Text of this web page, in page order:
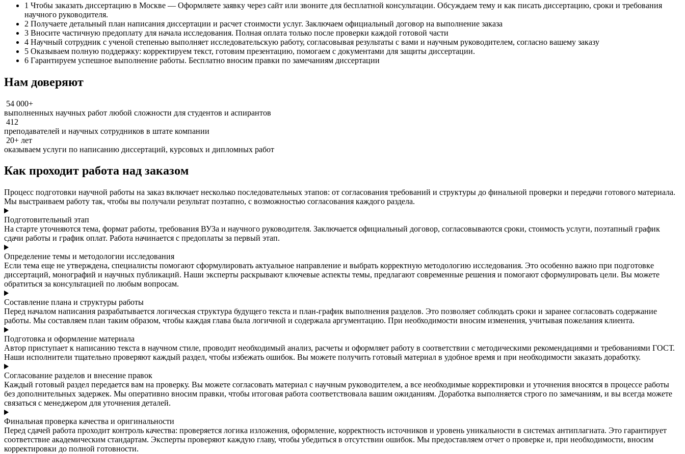
1 Чтобы заказать диссертацию в Москве — Оформляете заявку через сайт или звоните для бесплатной консультации. Обсуждаем тему и как писать диссертацию, сроки и требования
научного руководителя.
2 Получаете детальный план написания диссертации и расчет стоимости услуг. Заключаем официальный договор на выполнение заказа
3 Вносите частичную предоплату для начала исследования. Полная оплата только после проверки каждой готовой части
4 Научный сотрудник с ученой степенью выполняет исследовательскую работу, согласовывая результаты с вами и научным руководителем, согласно вашему заказу
5 Оказываем полную поддержку: корректируем текст, готовим презентацию, помогаем с документами для защиты диссертации.
6 Гарантируем успешное выполнение работы. Бесплатно вносим правки по замечаниям диссертации
Нам доверяют
54 000+
выполненных научных работ любой сложности для студентов и аспирантов
412
преподавателей и научных сотрудников в штате компании
20+ лет
оказываем услуги по написанию диссертаций, курсовых и дипломных работ
Как проходит работа над заказом
Процесс подготовки научной работы на заказ включает несколько последовательных этапов: от согласования требований и структуры до финальной проверки и передачи готового материала.
Мы выстраиваем работу так, чтобы вы получали результат поэтапно, с возможностью согласования каждого раздела.
Подготовительный этап
На старте уточняются тема, формат работы, требования ВУЗа и научного руководителя. Заключается официальный договор, согласовываются сроки, стоимость услуги, поэтапный график
сдачи работы и график оплат. Работа начинается с предоплаты за первый этап.
Определение темы и методологии исследования
Если тема еще не утверждена, специалисты помогают сформулировать актуальное направление и выбрать корректную методологию исследования. Это особенно важно при подготовке
диссертаций, монографий и научных публикаций. Наши эксперты раскрывают ключевые аспекты темы, предлагают современные решения и помогают сформулировать цели. Вы можете
обратиться за консультацией по любым вопросам.
Составление плана и структуры работы
Перед началом написания разрабатывается логическая структура будущего текста и план-график выполнения разделов. Это позволяет соблюдать сроки и заранее согласовать содержание
работы. Мы составляем план таким образом, чтобы каждая глава была логичной и содержала аргументацию. При необходимости вносим изменения, учитывая пожелания клиента.
Подготовка и оформление материала
Автор приступает к написанию текста в научном стиле, проводит необходимый анализ, расчеты и оформляет работу в соответствии с методическими рекомендациями и требованиями ГОСТ.
Наши исполнители тщательно проверяют каждый раздел, чтобы избежать ошибок. Вы можете получить готовый материал в удобное время и при необходимости заказать доработку.
Согласование разделов и внесение правок
Каждый готовый раздел передается вам на проверку. Вы можете согласовать материал с научным руководителем, а все необходимые корректировки и уточнения вносятся в процессе работы
без дополнительных задержек. Мы оперативно вносим правки, чтобы итоговая работа соответствовала вашим ожиданиям. Доработка выполняется строго по замечаниям, и вы всегда можете
связаться с менеджером для уточнения деталей.
Финальная проверка качества и оригинальности
Перед сдачей работа проходит контроль качества: проверяется логика изложения, оформление, корректность источников и уровень уникальности в системах антиплагиата. Это гарантирует
соответствие академическим стандартам. Эксперты проверяют каждую главу, чтобы убедиться в отсутствии ошибок. Мы предоставляем отчет о проверке и, при необходимости, вносим
корректировки до полной готовности.